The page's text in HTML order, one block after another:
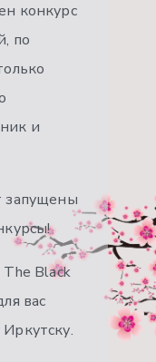
конкурс
по
и
запущены
Black
вас